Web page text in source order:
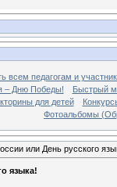
всем педагогам и
– Дню Победы!
Быстрый
для детей
Фотоальбомы
или День русского
языка!